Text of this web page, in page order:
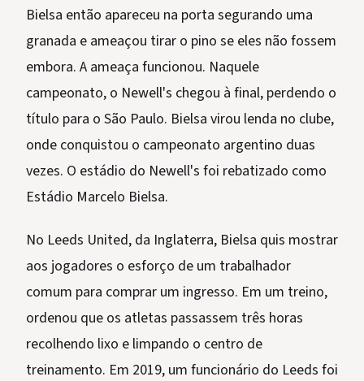
Bielsa então apareceu na porta segurando uma
granada e ameaçou tirar o pino se eles não fossem
embora. A ameaça funcionou. Naquele
campeonato, o Newell's chegou à final, perdendo o
título para o São Paulo. Bielsa virou lenda no clube,
onde conquistou o campeonato argentino duas
vezes. O estádio do Newell's foi rebatizado como
Estádio Marcelo Bielsa.
No Leeds United, da Inglaterra, Bielsa quis mostrar
aos jogadores o esforço de um trabalhador
comum para comprar um ingresso. Em um treino,
ordenou que os atletas passassem três horas
recolhendo lixo e limpando o centro de
treinamento. Em 2019, um funcionário do Leeds foi